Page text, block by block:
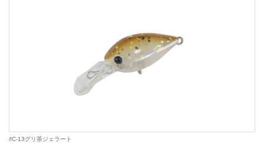
♯C-13グリ茶ジェラート